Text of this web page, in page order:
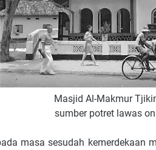
Masjid Al-Makmur
sumber potret lawas
masa sesudah kemerdekaan